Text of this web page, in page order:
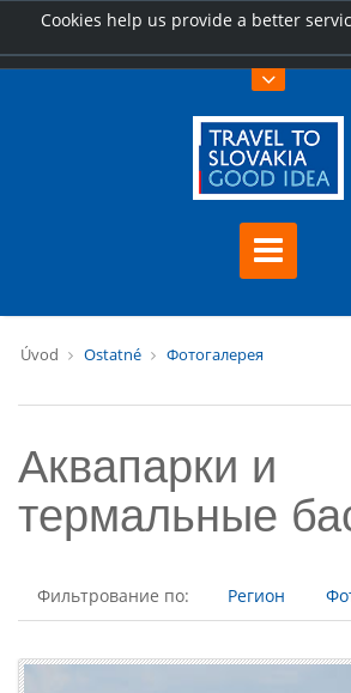
Cookies help us provide a better
Úvod Ostatné Фотогалерея
Аквапарки и
термальные
Фильтрование по: Регион